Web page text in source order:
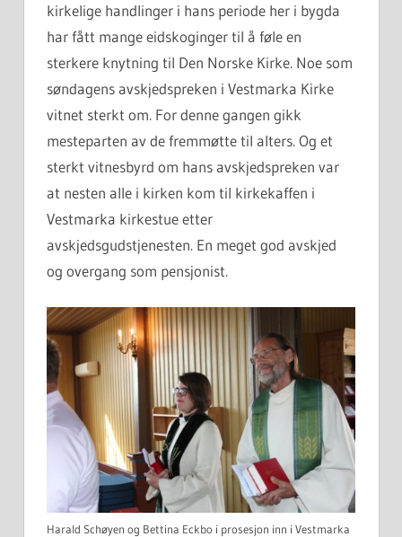
kirkelige handlinger i hans periode her i bygda
har fått mange eidskoginger til å føle en
sterkere knytning til Den Norske Kirke. Noe som
søndagens avskjedspreken i Vestmarka Kirke
vitnet sterkt om. For denne gangen gikk
mesteparten av de fremmøtte til alters. Og et
sterkt vitnesbyrd om hans avskjedspreken var
at nesten alle i kirken kom til kirkekaffen i
Vestmarka kirkestue etter
avskjedsgudstjenesten. En meget god avskjed
og overgang som pensjonist.
Harald Schøyen og Bettina Eckbo i prosesjon inn i Vestmarka